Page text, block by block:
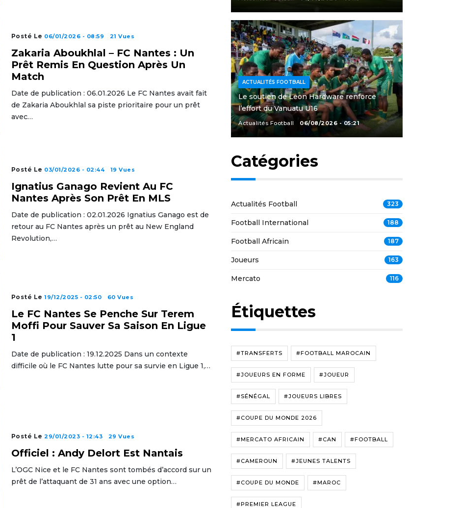
Posté Le 06/01/2026 - 08:59 21 Vues
Zakaria Aboukhlal – FC Nantes : Un
Prêt Remis En Question Après Un
Match
Date de publication : 06.01.2026 Le FC Nantes avait fait
de Zakaria Aboukhlal sa piste prioritaire pour un prêt
avec…
Posté Le 03/01/2026 - 02:44 19 Vues
Ignatius Ganago Revient Au FC
Nantes Après Son Prêt En MLS
Date de publication : 02.01.2026 Ignatius Ganago est de
retour au FC Nantes après un prêt au New England
Revolution,…
Posté Le19/12/2025 - 02:50 60 Vues
Le FC Nantes Se Penche Sur Terem
Moffi Pour Sauver Sa Saison En Ligue
1
Date de publication : 19.12.2025 Dans un contexte
difficile où le FC Nantes lutte pour sa survie en Ligue 1,…
Posté Le29/01/2023 - 12:43 29 Vues
Officiel : Andy Delort Est Nantais
L’OGC Nice et le FC Nantes sont tombés d’accord sur un
prêt de l’attaquant de 31 ans avec une option…
ACTUALITÉS FOOTBALL
Le soutien de Leon Hardware renforce
l’effort du Vanuatu U16
Actualités Football 06/08/2026 - 05:21
Catégories
Actualités Football 323
Football International 188
Football Africain 187
Joueurs 163
Mercato 116
Étiquettes
#TRANSFERTS #FOOTBALL MAROCAIN
#JOUEURS EN FORME #JOUEUR
#SÉNÉGAL #JOUEURS LIBRES
#COUPE DU MONDE 2026
#MERCATO AFRICAIN #CAN #FOOTBALL
#CAMEROUN #JEUNES TALENTS
#COUPE DU MONDE #MAROC
#PREMIER LEAGUE